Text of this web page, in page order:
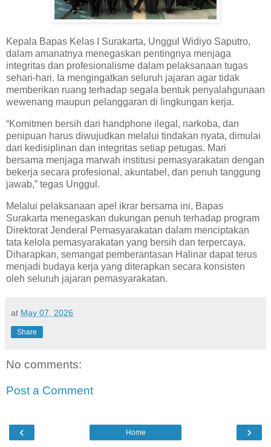
Kepala Bapas Kelas I Surakarta, Unggul Widiyo Saputro,
dalam amanatnya menegaskan pentingnya menjaga
integritas dan profesionalisme dalam pelaksanaan tugas
sehari-hari. Ia mengingatkan seluruh jajaran agar tidak
memberikan ruang terhadap segala bentuk penyalahgunaan
wewenang maupun pelanggaran di lingkungan kerja.
“Komitmen bersih dari handphone ilegal, narkoba, dan
penipuan harus diwujudkan melalui tindakan nyata, dimulai
dari kedisiplinan dan integritas setiap petugas. Mari
bersama menjaga marwah institusi pemasyarakatan dengan
bekerja secara profesional, akuntabel, dan penuh tanggung
jawab,” tegas Unggul.
Melalui pelaksanaan apel ikrar bersama ini, Bapas
Surakarta menegaskan dukungan penuh terhadap program
Direktorat Jenderal Pemasyarakatan dalam menciptakan
tata kelola pemasyarakatan yang bersih dan terpercaya.
Diharapkan, semangat pemberantasan Halinar dapat terus
menjadi budaya kerja yang diterapkan secara konsisten
oleh seluruh jajaran pemasyarakatan.
at May 07, 2026
Share
No comments:
Post a Comment
‹ ›
Home